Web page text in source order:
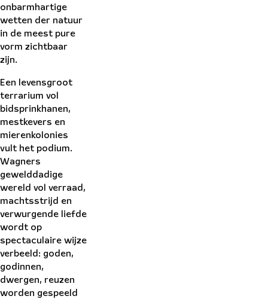
onbarmhartige
wetten der natuur
in de meest pure
vorm zichtbaar
zijn.
Een levensgroot
terrarium vol
bidsprinkhanen,
mestkevers en
mierenkolonies
vult het podium.
Wagners
gewelddadige
wereld vol verraad,
machtsstrijd en
verwurgende liefde
wordt op
spectaculaire wijze
verbeeld: goden,
godinnen,
dwergen, reuzen
worden gespeeld